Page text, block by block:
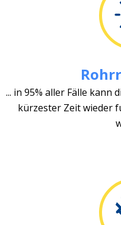
... in 95% aller Fälle
kürzester Zeit wieder